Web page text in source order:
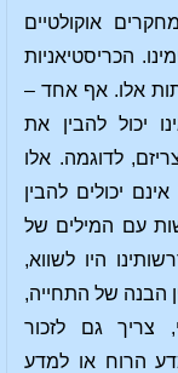
אוקולטיים
מאז המאה ה-12 ועד לימינו. הכריסטיאניות
אלו. אף אחד –
יכול להבין את
לדוגמה. אלו
יכולים להבין
עם המילים של
היו לשווא,
הבנה של התחייה,
צריך גם לזכור
הרוח או למדע